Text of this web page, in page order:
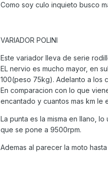
Como soy culo inquieto busco
VARIADOR POLINI
Este variador lleva de serie
EL nervio es mucho mayor, en
100(peso 75kg). Adelanto a los
En comparacion con lo que
encantado y cuantos mas km le
La punta es la misma en llano,
que se pone a 9500rpm.
Ademas al parecer la moto